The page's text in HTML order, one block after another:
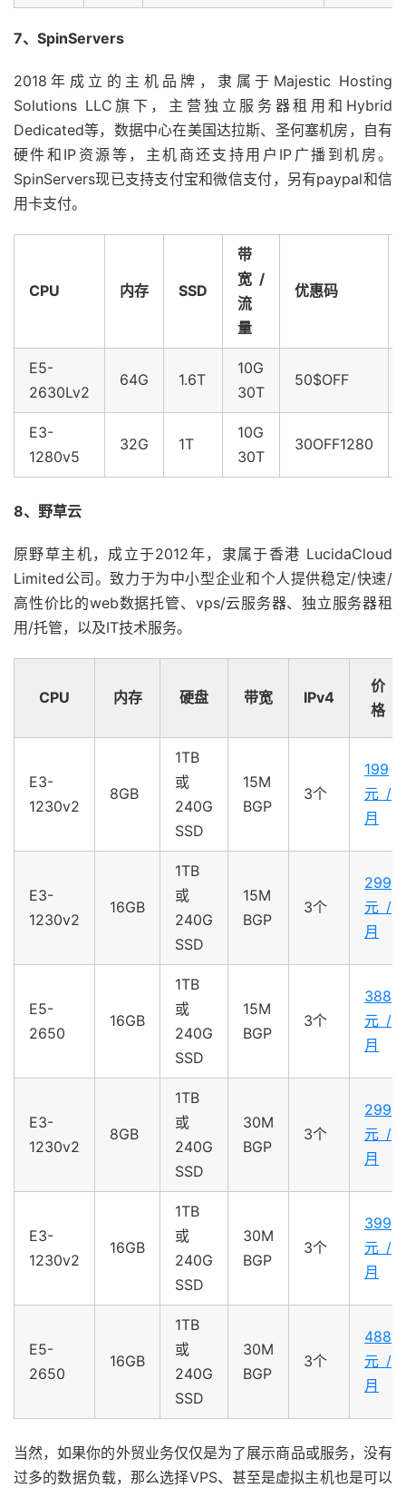
7、SpinServers
2018年成立的主机品牌，隶属于Majestic Hosting
Solutions LLC旗下，主营独立服务器租用和Hybrid
Dedicated等，数据中心在美国达拉斯、圣何塞机房，自有
硬件和IP资源等，主机商还支持用户IP广播到机房。
SpinServers现已支持支付宝和微信支付，另有paypal和信
用卡支付。
CPU 内存 SSD
带
宽/
流
量
优惠码
E5-
2630Lv2
64G 1.6T
10G
30T
50$OFF
E3-
1280v5
32G 1T
10G
30T
30OFF1280
8、野草云
原野草主机，成立于2012年，隶属于香港 LucidaCloud
Limited公司。致力于为中小型企业和个人提供稳定/快速/
高性价比的web数据托管、vps/云服务器、独立服务器租
用/托管，以及IT技术服务。
CPU 内存 硬盘 带宽 IPv4
价
格
E3-
1230v2
8GB
1TB
或
240G
SSD
15M
BGP
3个
199
元/
月
E3-
1230v2
16GB
1TB
或
240G
SSD
15M
BGP
3个
299
元/
月
E5-
2650
16GB
1TB
或
240G
SSD
15M
BGP
3个
388
元/
月
E3-
1230v2
8GB
1TB
或
240G
SSD
30M
BGP
3个
299
元/
月
E3-
1230v2
16GB
1TB
或
240G
SSD
30M
BGP
3个
399
元/
月
E5-
2650
16GB
1TB
或
240G
SSD
30M
BGP
3个
488
元/
月
当然，如果你的外贸业务仅仅是为了展示商品或服务，没有
过多的数据负载，那么选择VPS、甚至是虚拟主机也是可以